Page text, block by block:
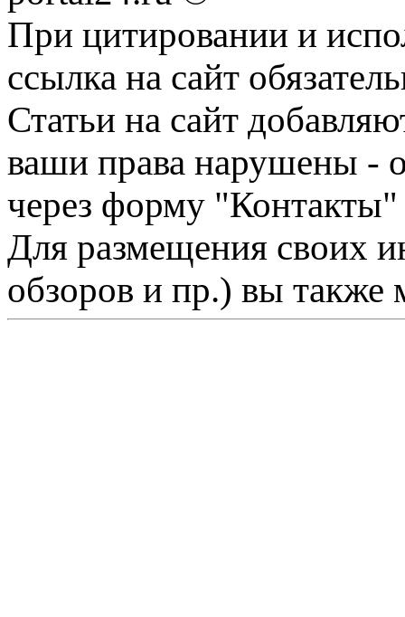
При цитировании и
ссылка на сайт
Статьи на сайт
ваши права нарушены -
через форму "Контакты"
Для размещения своих
обзоров и пр.) вы также